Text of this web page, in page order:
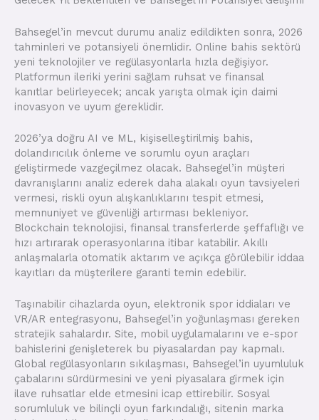
Bahsegel’in mevcut durumu analiz edildikten sonra, 2026
tahminleri ve potansiyeli önemlidir. Online bahis sektörü
yeni teknolojiler ve regülasyonlarla hızla değişiyor.
Platformun ileriki yerini sağlam ruhsat ve finansal
kanıtlar belirleyecek; ancak yarışta olmak için daimi
inovasyon ve uyum gereklidir.
2026’ya doğru AI ve ML, kişiselleştirilmiş bahis,
dolandırıcılık önleme ve sorumlu oyun araçları
geliştirmede vazgeçilmez olacak. Bahsegel’in müşteri
davranışlarını analiz ederek daha alakalı oyun tavsiyeleri
vermesi, riskli oyun alışkanlıklarını tespit etmesi,
memnuniyet ve güvenliği artırması bekleniyor.
Blockchain teknolojisi, finansal transferlerde şeffaflığı ve
hızı artırarak operasyonlarına itibar katabilir. Akıllı
anlaşmalarla otomatik aktarım ve açıkça görülebilir iddaa
kayıtları da müşterilere garanti temin edebilir.
Taşınabilir cihazlarda oyun, elektronik spor iddiaları ve
VR/AR entegrasyonu, Bahsegel’in yoğunlaşması gereken
stratejik sahalardır. Site, mobil uygulamalarını ve e-spor
bahislerini genişleterek bu piyasalardan pay kapmalı.
Global regülasyonların sıkılaşması, Bahsegel’in uyumluluk
çabalarını sürdürmesini ve yeni piyasalara girmek için
ilave ruhsatlar elde etmesini icap ettirebilir. Sosyal
sorumluluk ve bilinçli oyun farkındalığı, sitenin marka